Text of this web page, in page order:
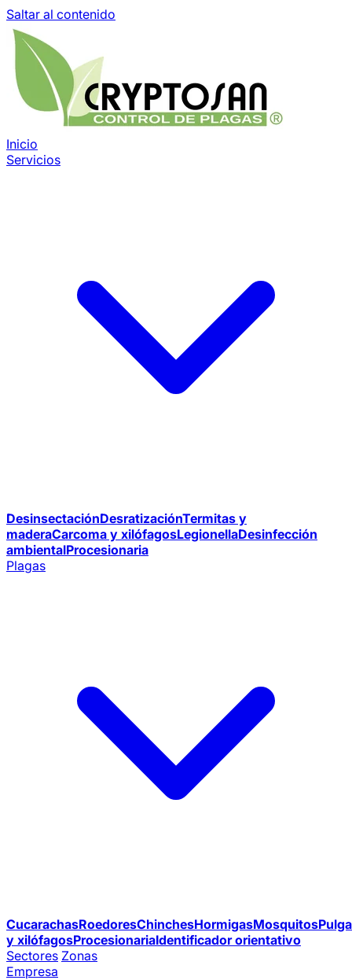
Saltar al contenido
Inicio
Servicios
DesinsectaciónDesratizaciónTermitas y
maderaCarcoma y xilófagosLegionellaDesinfección
ambientalProcesionaria
Plagas
CucarachasRoedoresChinchesHormigasMosquitos
y xilófagosProcesionariaIdentificador orientativo
Sectores Zonas
Empresa